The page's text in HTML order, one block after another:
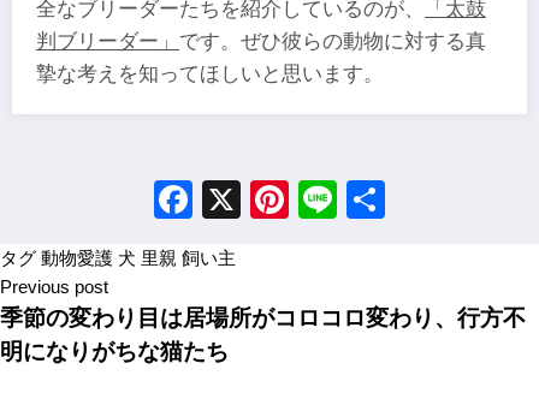
全なブリーダーたちを紹介しているのが、
「太鼓
判ブリーダー」 です。ぜひ彼らの動物に対する真
摯な考えを知ってほしいと思います。
Facebook
X Pinterest
Line
タグ 動物愛護 犬 里親 飼い主
Previous post
季節の変わり目は居場所がコロコロ変わり、行方不
明になりがちな猫たち